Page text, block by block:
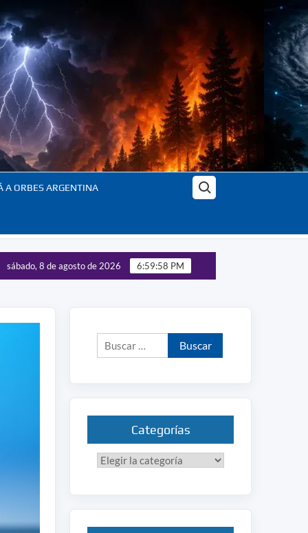
A ORBES ARGENTINA
Buscar:
sábado, 8 de agosto de 2026 6:59:59 PM
Buscar:
Categorías
Categorías